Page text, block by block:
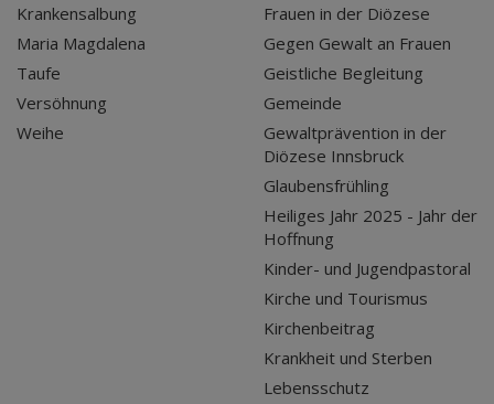
Krankensalbung
Maria Magdalena
Taufe
Versöhnung
Weihe
Frauen in der Diözese
Gegen Gewalt an Frauen
Geistliche Begleitung
Gemeinde
Gewaltprävention in der
Diözese Innsbruck
Glaubensfrühling
Heiliges Jahr 2025 - Jahr der
Hoffnung
Kinder- und Jugendpastoral
Kirche und Tourismus
Kirchenbeitrag
Krankheit und Sterben
Lebensschutz